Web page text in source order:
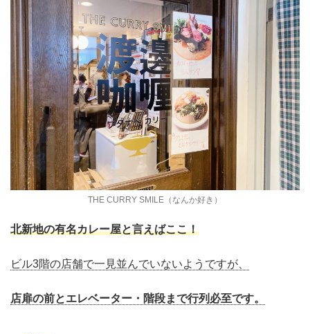
THE CURRY SMILE（なんか好き）
北新地の有名カレー屋と言えばここ！
ビル3階の店舗で一見並んでいないようですが、
店扉の前とエレベーター・階段まで行列必至です。